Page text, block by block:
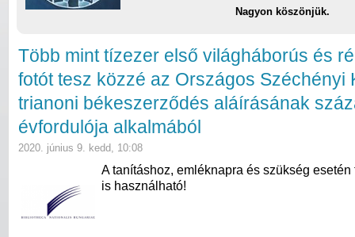
Nagyon köszönjük.
Több mint tízezer első világháborús és
fotót tesz közzé az Országos Széchényi
trianoni békeszerződés aláírásának
évfordulója alkalmából
2020. június 9. kedd, 10:08
A tanításhoz, emléknapra és szükség esetén
is használható!